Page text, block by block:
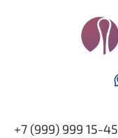
+7 (999) 999 15-45